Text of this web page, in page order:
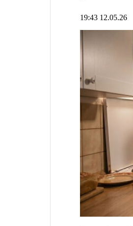
19:43 12.05.26